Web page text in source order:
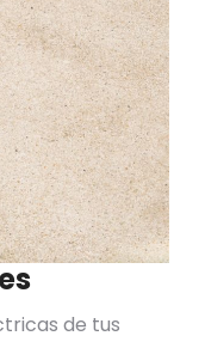
de tus